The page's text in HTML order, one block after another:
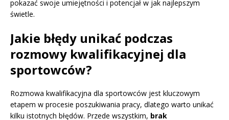
pokazać swoje umiejętności i potencjał w jak najlepszym
świetle.
Jakie błędy unikać podczas
rozmowy kwalifikacyjnej dla
sportowców?
Rozmowa kwalifikacyjna dla sportowców jest kluczowym
etapem w procesie poszukiwania pracy, dlatego warto unikać
kilku istotnych błędów. Przede wszystkim, brak